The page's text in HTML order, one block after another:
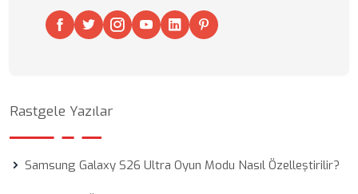
Rastgele Yazılar
Samsung Galaxy S26 Ultra Oyun Modu Nasıl Özelleştirilir?